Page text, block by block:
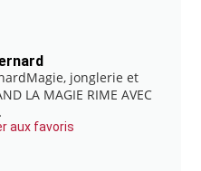
jonglerie et
LA MAGIE RIME AVEC
aux favoris